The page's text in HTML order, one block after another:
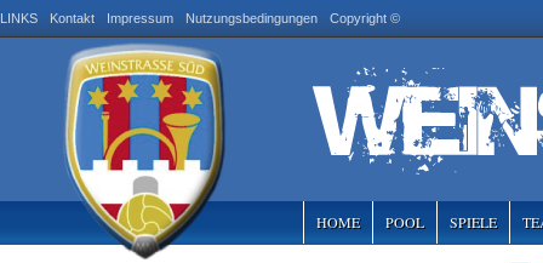
LINKS Kontakt Impressum Nutzungsbedingungen Copyright ©
HOME POOL SPIELE